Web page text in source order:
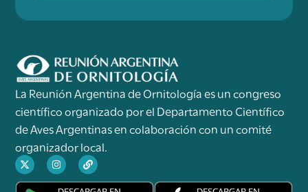
La Reunión Argentina de Ornitología es un congreso
científico organizado por el Departamento Científico
de Aves Argentinas en colaboración con un comité
organizador local.